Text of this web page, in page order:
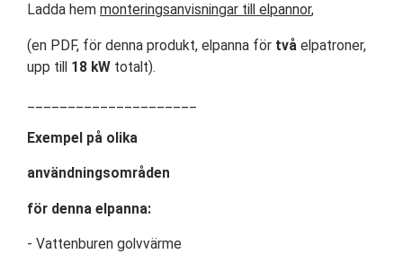
Ladda hem monteringsanvisningar till elpannor,
(en PDF, för denna produkt, elpanna för två elpatroner,
upp till 18 kW totalt).
Exempel på olika
användningsområden
för denna elpanna:
- Vattenburen golvvärme